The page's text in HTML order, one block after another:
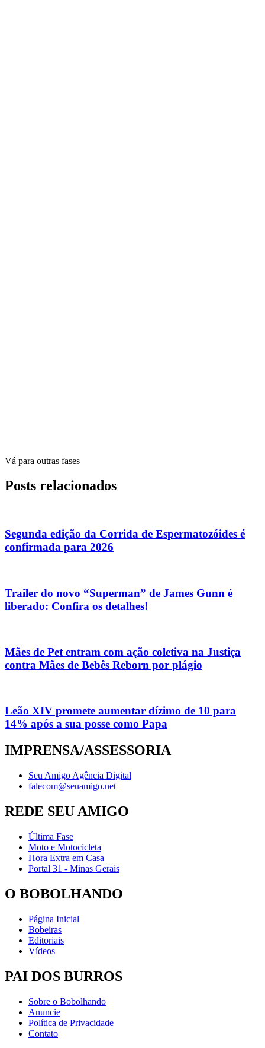
Vá para outras fases
Posts relacionados
Segunda edição da Corrida de Espermatozóides é
confirmada para 2026
Trailer do novo “Superman” de James Gunn é
liberado: Confira os detalhes!
Mães de Pet entram com ação coletiva na Justiça
contra Mães de Bebês Reborn por plágio
Leão XIV promete aumentar dízimo de 10 para
14% após a sua posse como Papa
IMPRENSA/ASSESSORIA
Seu Amigo Agência Digital
falecom@seuamigo.net
REDE SEU AMIGO
Última Fase
Moto e Motocicleta
Hora Extra em Casa
Portal 31 - Minas Gerais
O BOBOLHANDO
Página Inicial
Bobeiras
Editoriais
Vídeos
PAI DOS BURROS
Sobre o Bobolhando
Anuncie
Política de Privacidade
Contato